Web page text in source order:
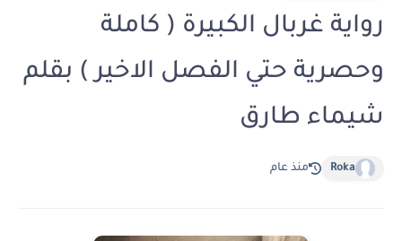
رواية غربال الكبيرة ( كاملة
وحصرية حتي الفصل الاخير ) بقلم
شيماء طارق
Roka منذ عام